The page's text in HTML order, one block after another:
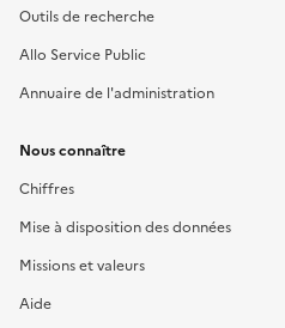
Outils de recherche
Allo Service Public
Annuaire de l'administration
Nous connaître
Chiffres
Mise à disposition des données
Missions et valeurs
Aide